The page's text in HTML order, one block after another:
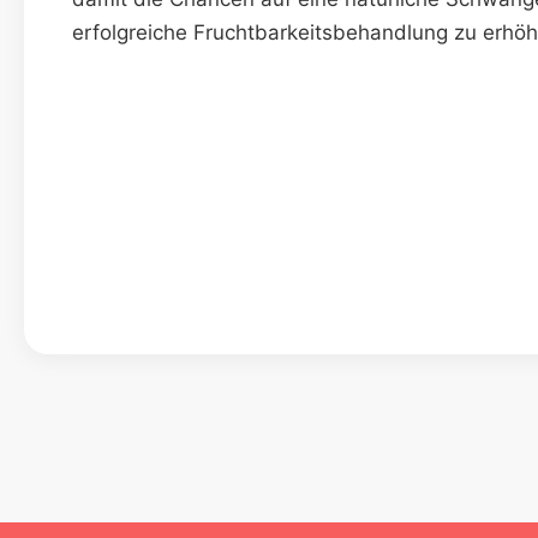
erfolgreiche Fruchtbarkeitsbehandlung zu